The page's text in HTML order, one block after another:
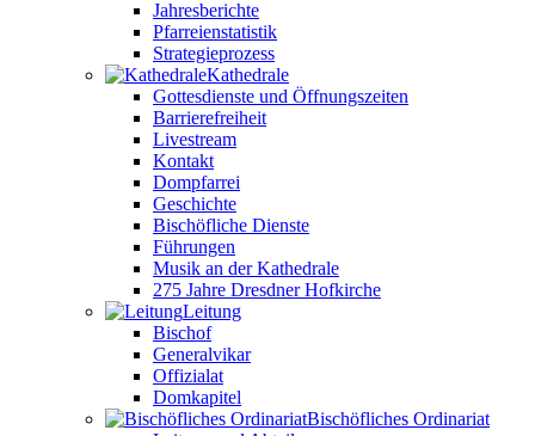
Jahresberichte
Pfarreienstatistik
Strategieprozess
Kathedrale
Gottesdienste und Öffnungszeiten
Barrierefreiheit
Livestream
Kontakt
Dompfarrei
Geschichte
Bischöfliche Dienste
Führungen
Musik an der Kathedrale
275 Jahre Dresdner Hofkirche
Leitung
Bischof
Generalvikar
Offizialat
Domkapitel
Bischöfliches Ordinariat